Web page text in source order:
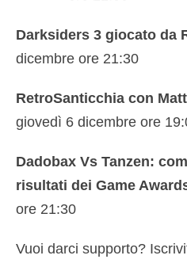
Darksiders 3 giocato da
dicembre ore 21:30
RetroSanticchia con
giovedì 6 dicembre ore
Dadobax Vs Tanzen:
risultati dei Game
ore 21:30
Vuoi darci supporto?